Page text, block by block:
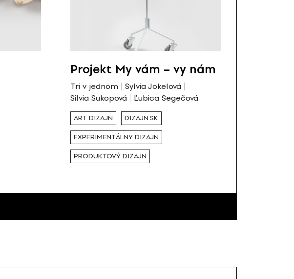
Projekt My vám – vy nám
Tri v jednom
Sylvia Jokelová
Silvia Sukopová
Ľubica Segečová
ART DIZAJN DIZAJN.SK
EXPERIMENTÁLNY DIZAJN
PRODUKTOVÝ DIZAJN